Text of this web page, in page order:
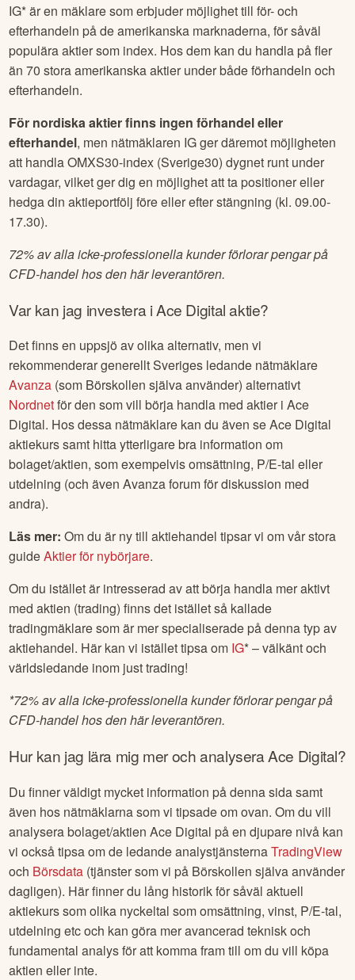
IG* är en mäklare som erbjuder möjlighet till för- och
efterhandeln på de amerikanska marknaderna, för såväl
populära aktier som index. Hos dem kan du handla på fler
än 70 stora amerikanska aktier under både förhandeln och
efterhandeln.
För nordiska aktier finns ingen förhandel eller
efterhandel, men nätmäklaren IG ger däremot möjligheten
att handla OMXS30-index (Sverige30) dygnet runt under
vardagar, vilket ger dig en möjlighet att ta positioner eller
hedga din aktieportfölj före eller efter stängning (kl. 09.00-
17.30).
72% av alla icke-professionella kunder förlorar pengar på
CFD-handel hos den här leverantören.
Var kan jag investera iAce Digitalaktie?
Det finns en uppsjö av olika alternativ, men vi
rekommenderar generellt Sveriges ledande nätmäklare
Avanza (som Börskollen själva använder) alternativt
Nordnetför den som vill börja handla med aktier iAce
Digital. Hos dessa nätmäklare kan du även seAce Digital
aktiekurs samt hitta ytterligare bra information om
bolaget/aktien, som exempelvis omsättning, P/E-tal eller
utdelning (och även Avanza forum för diskussion med
andra).
Läs mer: Om du är ny till aktiehandel tipsar vi om vår stora
guideAktier för nybörjare.
Om du istället är intresserad av att börja handla mer aktivt
med aktien (trading) finns det istället så kallade
tradingmäklare som är mer specialiserade på denna typ av
aktiehandel. Här kan vi istället tipsa om IG* – välkänt och
världsledande inom just trading!
*72% av alla icke-professionella kunder förlorar pengar på
CFD-handel hos den här leverantören.
Hur kan jag lära mig mer och analyseraAce Digital?
Du finner väldigt mycket information på denna sida samt
även hos nätmäklarna som vi tipsade om ovan. Om du vill
analysera bolaget/aktienAce Digital på en djupare nivå kan
vi också tipsa om de ledande analystjänsternaTradingView
och Börsdata (tjänster som vi på Börskollen själva använder
dagligen). Här finner du lång historik för såväl aktuell
aktiekurs som olika nyckeltal som omsättning, vinst, P/E-tal,
utdelning etc och kan göra mer avancerad teknisk och
fundamental analys för att komma fram till om du vill köpa
aktien eller inte.